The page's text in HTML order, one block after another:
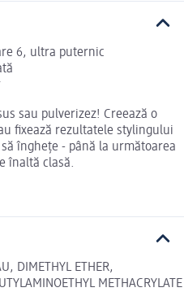
6, ultra puternic
sau pulverizez! Creează o
fixează rezultatele stylingului
înghețe - până la următoarea
înaltă clasă.
DIMETHYL ETHER,
METHACRYLATE